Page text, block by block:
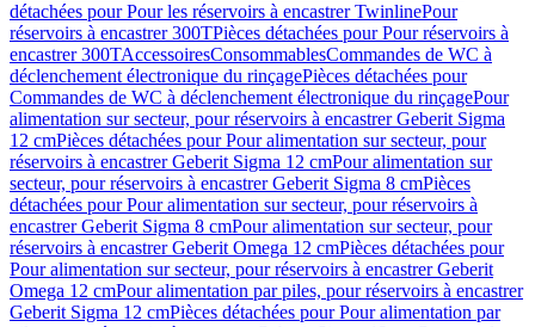
détachées pour Pour les réservoirs à encastrer TwinlinePour
réservoirs à encastrer 300TPièces détachées pour Pour réservoirs à
encastrer 300TAccessoiresConsommablesCommandes de WC à
déclenchement électronique du rinçagePièces détachées pour
Commandes de WC à déclenchement électronique du rinçagePour
alimentation sur secteur, pour réservoirs à encastrer Geberit Sigma
12 cmPièces détachées pour Pour alimentation sur secteur, pour
réservoirs à encastrer Geberit Sigma 12 cmPour alimentation sur
secteur, pour réservoirs à encastrer Geberit Sigma 8 cmPièces
détachées pour Pour alimentation sur secteur, pour réservoirs à
encastrer Geberit Sigma 8 cmPour alimentation sur secteur, pour
réservoirs à encastrer Geberit Omega 12 cmPièces détachées pour
Pour alimentation sur secteur, pour réservoirs à encastrer Geberit
Omega 12 cmPour alimentation par piles, pour réservoirs à encastrer
Geberit Sigma 12 cmPièces détachées pour Pour alimentation par